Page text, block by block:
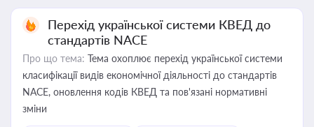
Перехід української системи КВЕД до
стандартів NACE
Про що тема: Тема охоплює перехід української системи
класифікації видів економічної діяльності до стандартів
NACE, оновлення кодів КВЕД та пов'язані нормативні
зміни